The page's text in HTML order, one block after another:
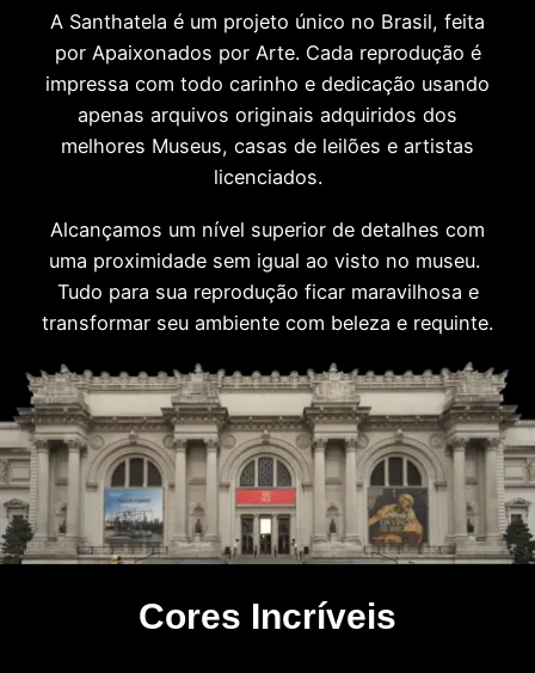
A Santhatela é um projeto único no Brasil, feita
por Apaixonados por Arte. Cada reprodução é
impressa com todo carinho e dedicação usando
apenas arquivos originais adquiridos dos
melhores Museus, casas de leilões e artistas
licenciados.
Alcançamos um nível superior de detalhes com
uma proximidade sem igual ao visto no museu.
Tudo para sua reprodução ficar maravilhosa e
transformar seu ambiente com beleza e requinte.
Cores Incríveis